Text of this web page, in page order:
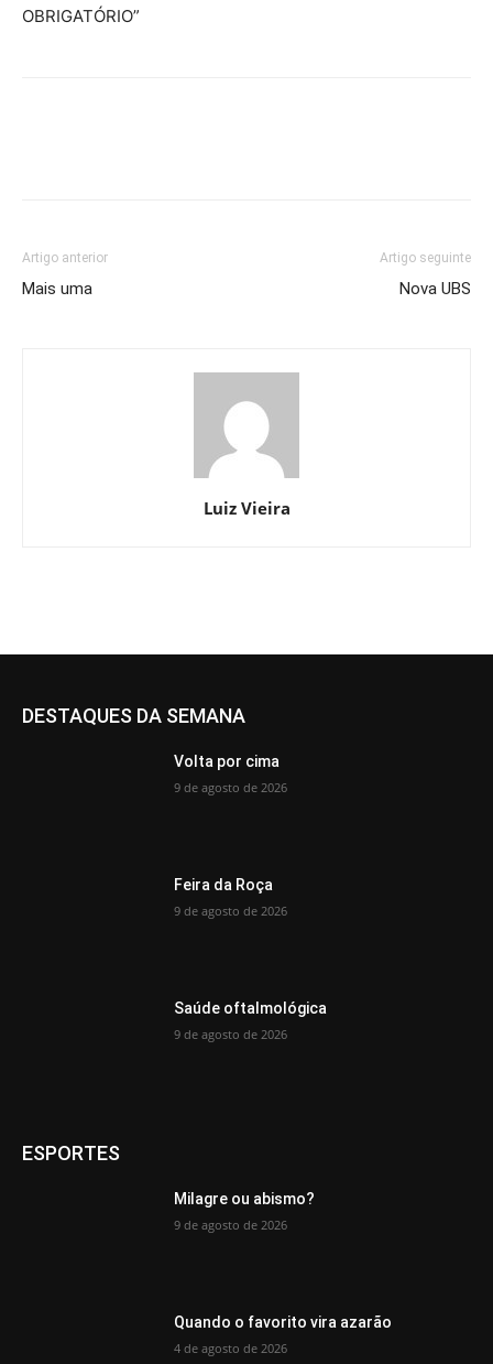
OBRIGATÓRIO”
Artigo anterior
Mais uma
Artigo seguinte
Nova UBS
Luiz Vieira
DESTAQUES DA SEMANA
Volta por cima
9 de agosto de 2026
Feira da Roça
9 de agosto de 2026
Saúde oftalmológica
9 de agosto de 2026
ESPORTES
Milagre ou abismo?
9 de agosto de 2026
Quando o favorito vira azarão
4 de agosto de 2026